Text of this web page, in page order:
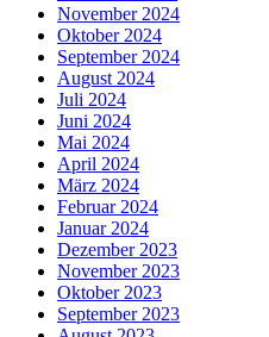
November 2024
Oktober 2024
September 2024
August 2024
Juli 2024
Juni 2024
Mai 2024
April 2024
März 2024
Februar 2024
Januar 2024
Dezember 2023
November 2023
Oktober 2023
September 2023